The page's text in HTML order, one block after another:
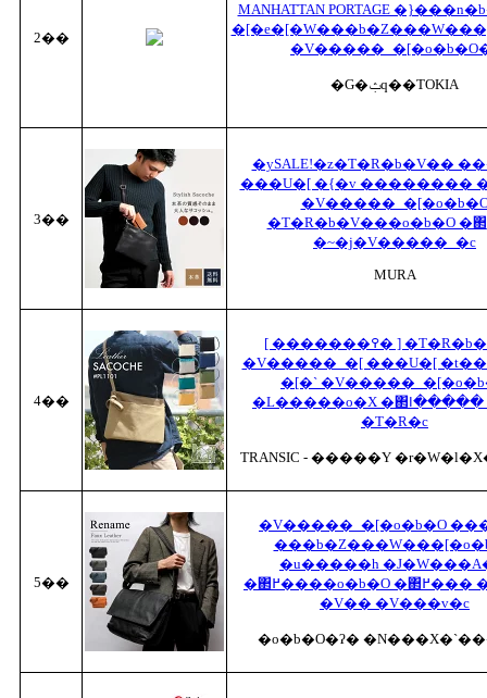
2��
MANHATTAN PORTAGE
�G�ݑq��TOKIA
3��
�ySALE!�z�T�R�b�V��
���U�[ �{�v ��������
�T�R�b�V���o�b�O �΂ߊ|��
�~�j�V�����_�c
MURA
4��
[ �������߉� ] �T�R�b�V��
�V�����_�[ ���U�[
�[�`
�L�����o�X �΂ߊ|�� �����ߊ�
�T�R�c
TRANSIC - �����Y
5��
�V�����_�[�o�b�O
�u�����h
�΂߂����o�b�O �΂߂��� �ʋ� �ʊw
�V�� �V���v�c
�o�b�O�ʔ�